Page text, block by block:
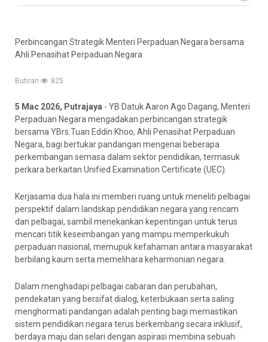
Perbincangan Strategik Menteri Perpaduan Negara bersama
Ahli Penasihat Perpaduan Negara
Butiran 825
5 Mac 2026, Putrajaya - YB Datuk Aaron Ago Dagang, Menteri
Perpaduan Negara mengadakan perbincangan strategik
bersama YBrs.Tuan Eddin Khoo, Ahli Penasihat Perpaduan
Negara, bagi bertukar pandangan mengenai beberapa
perkembangan semasa dalam sektor pendidikan, termasuk
perkara berkaitan Unified Examination Certificate (UEC).
Kerjasama dua hala ini memberi ruang untuk meneliti pelbagai
perspektif dalam landskap pendidikan negara yang rencam
dan pelbagai, sambil menekankan kepentingan untuk terus
mencari titik keseimbangan yang mampu memperkukuh
perpaduan nasional, memupuk kefahaman antara masyarakat
berbilang kaum serta memelihara keharmonian negara.
Dalam menghadapi pelbagai cabaran dan perubahan,
pendekatan yang bersifat dialog, keterbukaan serta saling
menghormati pandangan adalah penting bagi memastikan
sistem pendidikan negara terus berkembang secara inklusif,
berdaya maju dan selari dengan aspirasi membina sebuah